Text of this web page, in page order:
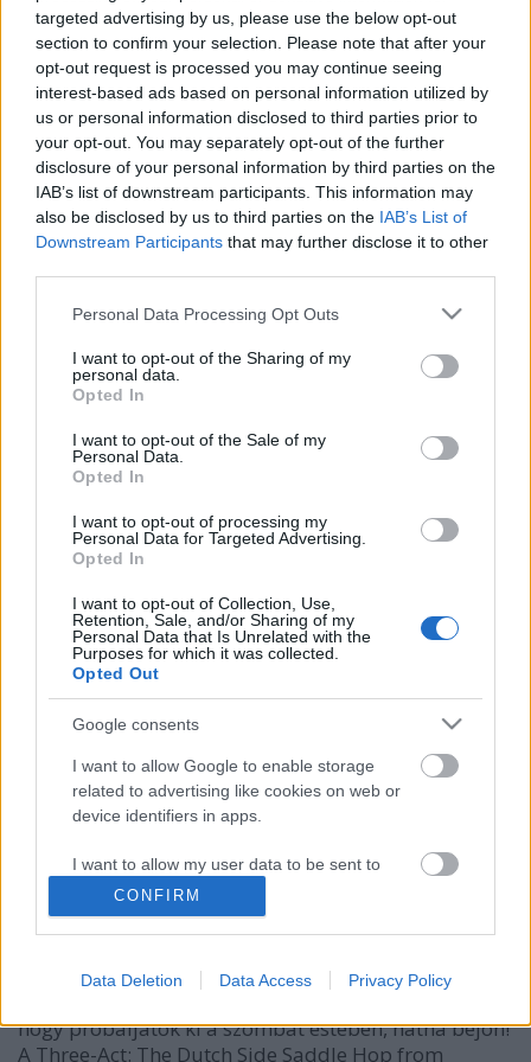
targeted advertising by us, please use the below opt-out
section to confirm your selection. Please note that after your
opt-out request is processed you may continue seeing
interest-based ads based on personal information utilized by
us or personal information disclosed to third parties prior to
your opt-out. You may separately opt-out of the further
disclosure of your personal information by third parties on the
IAB’s list of downstream participants. This information may
also be disclosed by us to third parties on the IAB’s List of
Downstream Participants that may further disclose it to other
Please note that this website/app uses one or more Google
not limited to your visit or usage behaviour. You may click to
grant or deny consent to Google and its third-party tags to
use your data for below specified purposes in below Google
consent section.
Personal Data Processing Opt Outs
I want to opt-out of the Sharing of my
personal data.
Opted In
I want to opt-out of the Sale of my
Personal Data.
Opted In
I want to opt-out of processing my
Personal Data for Targeted Advertising.
Opted In
I want to opt-out of Collection, Use,
Retention, Sale, and/or Sharing of my
Personal Data that Is Unrelated with the
Purposes for which it was collected.
Opted Out
Google consents
I want to allow Google to enable storage
related to advertising like cookies on web or
device identifiers in apps.
I want to allow my user data to be sent to
Google for online advertising purposes.
I want to allow Google to send me
related to analytics like cookies on web or
CONFIRM
Data Deletion Data Access Privacy Policy
Puskás Peti nem egy limuzinos
popsztár
halar •2011. augusztus 19.
A limó már rég nem menő kivéve, ha Trabant.
Mondjuk Petiről már régóta tudjuk, hogy nem
menőségből jár biciklivel, de mégis mennyivel
stílusosabb csomagtartón moziba vinni a fülledt
nyárestében egy lányt, mint bármi mással. (upd:
mint megtudtuk, a csomagtartón Kinga, Peti…
A holland csomagtartó ugrás
2011. július 30.
csomagtartón utazás fortélyos megoldásáról. Azt
hogy próbáljátok ki a szombat estében, hátha bejön!
A Three-Act: The Dutch Side Saddle Hop from